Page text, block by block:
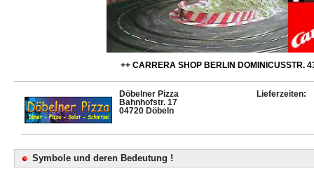
++ CARRERA SHOP BERLIN DOMINICUSSTR.
Döbelner Pizza
Bahnhofstr. 17
04720 Döbeln
Lieferzeiten:
Symbole und deren Bedeutung !